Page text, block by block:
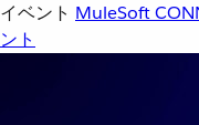
イベント MuleSoft
ント